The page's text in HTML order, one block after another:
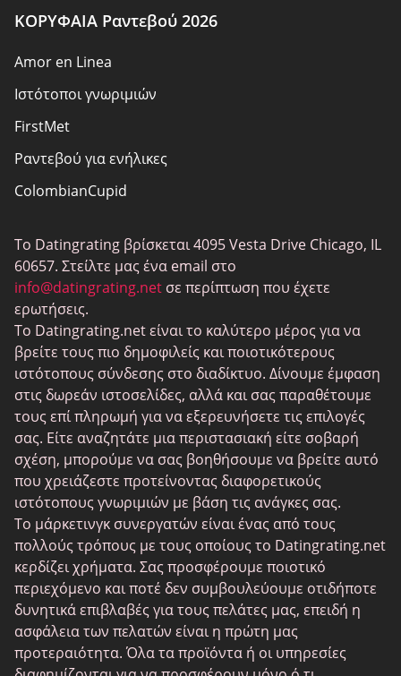
Ευθύνη
Αποκάλυψη συνεργατών
Σχετικά με εμάς
Χάρτης ιστότοπου
ΚΟΡΥΦΑΙΑ Ραντεβού 2026
Amor en Linea
Ιστότοποι γνωριμιών
FirstMet
Ραντεβού για ενήλικες
ColombianCupid
MeetMindful
BDSM Ραντεβού
BBPeopleMeet
Ιστοσελίδες Sugar Daddy
JPeopleMeet
Τρανς Ραντεβού
Ηλικιωμένος Ραντεβού
MyLOL
Γνωριμίες ομοφυλόφιλων
Λεσβίες Ραντεβού
Μαύροι ιστότοποι γνωριμιών
SugarDaddyMeet
LatinAmericanCupid
Το Datingrating βρίσκεται 4095 Vesta Drive Chicago, IL
60657. Στείλτε μας ένα email στο
info@datingrating.net σε περίπτωση που έχετε
ερωτήσεις.
Το Datingrating.net είναι το καλύτερο μέρος για να
βρείτε τους πιο δημοφιλείς και ποιοτικότερους
ιστότοπους σύνδεσης στο διαδίκτυο. Δίνουμε έμφαση
στις δωρεάν ιστοσελίδες, αλλά και σας παραθέτουμε
τους επί πληρωμή για να εξερευνήσετε τις επιλογές
σας. Είτε αναζητάτε μια περιστασιακή είτε σοβαρή
σχέση, μπορούμε να σας βοηθήσουμε να βρείτε αυτό
που χρειάζεστε προτείνοντας διαφορετικούς
ιστότοπους γνωριμιών με βάση τις ανάγκες σας.
Το μάρκετινγκ συνεργατών είναι ένας από τους
πολλούς τρόπους με τους οποίους το Datingrating.net
κερδίζει χρήματα. Σας προσφέρουμε ποιοτικό
περιεχόμενο και ποτέ δεν συμβουλεύουμε οτιδήποτε
δυνητικά επιβλαβές για τους πελάτες μας, επειδή η
ασφάλεια των πελατών είναι η πρώτη μας
προτεραιότητα. Όλα τα προϊόντα ή οι υπηρεσίες